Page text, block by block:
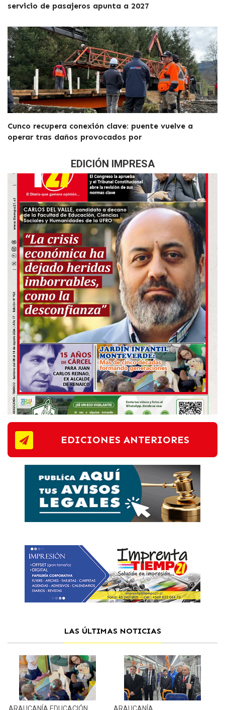
servicio de pasajeros apunta a 2027
Cunco recupera conexión clave: puente vuelve a
operar tras daños provocados por
EDICIÓN IMPRESA
EDICIONES ANTERIORES
LAS ÚLTIMAS NOTICIAS
ARAUCANÍAEDUCACIÓN ARAUCANÍA